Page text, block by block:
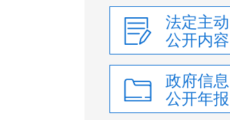
法定主动
公开内容
政府信息
公开年报